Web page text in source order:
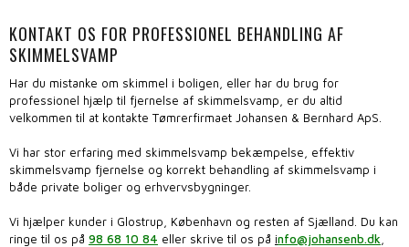
KONTAKT OS FOR PROFESSIONEL BEHANDLING AF
SKIMMELSVAMP
Har du mistanke om skimmel i boligen, eller har du brug for
professionel hjælp til fjernelse af skimmelsvamp, er du altid
velkommen til at kontakte Tømrerfirmaet Johansen & Bernhard ApS.
Vi har stor erfaring med skimmelsvamp bekæmpelse, effektiv
skimmelsvamp fjernelse og korrekt behandling af skimmelsvamp i
både private boliger og erhvervsbygninger.
Vi hjælper kunder i Glostrup, København og resten af Sjælland. Du kan
ringe til os på 98 68 10 84 eller skrive til os på info@johansenb.dk